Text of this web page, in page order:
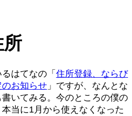
はてなの「 住所登録、ならび
お知らせ 」ですが、なんとな
いてみる。今のところの僕の
当に1月から使えなくなった